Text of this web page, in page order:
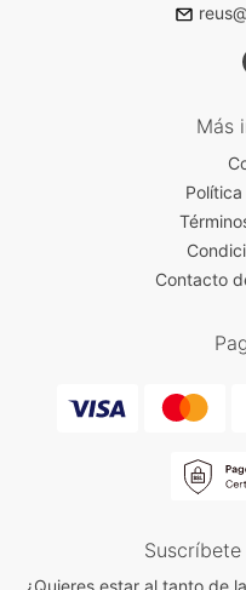
Más
Contacto
¿Quieres estar al tanto de